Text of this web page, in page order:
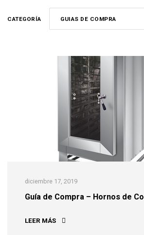
CATEGORÍA GUIAS DE COMPRA
diciembre 17, 2019
Guía de Compra – Hornos de
LEER MÁS GUÍA DE COMPRA –